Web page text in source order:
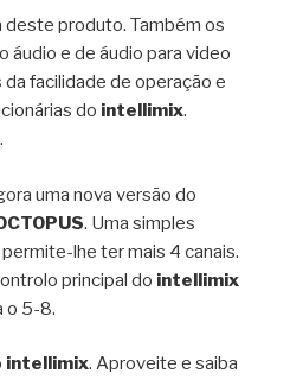
deste produto. Também os
e de áudio para video
facilidade de operação e
do intellimix.
.
uma nova versão do
. Uma simples
permite-lhe ter mais 4 canais.
principal do intellimix
o 5-8.
intellimix. Aproveite e saiba